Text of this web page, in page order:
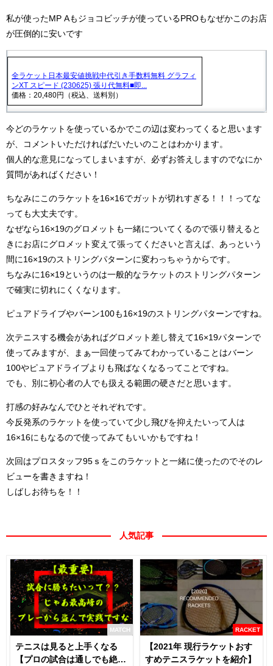
私が使ったMP Aもジョコビッチが使っているPROもなぜかこのお店
が圧倒的に安いです
全ラケット日本最安値挑戦中代引き手数料無料 グラフィ
ンXT スピード (230625) 張り代無料■即...
価格：20,480円（税込、送料別）
今どのラケットを使っているかでこの辺は変わってくると思います
が、コメントいただければだいたいのことはわかります。
個人的な意見になってしまいますが、必ずお答えしますのでなにか
質問があればください！
ちなみにこのラケットを16×16でガットが切れすぎる！！！ってな
っても大丈夫です。
なぜなら16×19のグロメットも一緒についてくるので張り替えると
きにお店にグロメット変えて張ってくださいと言えば、あっという
間に16×19のストリングパターンに変わっちゃうからです。
ちなみに16×19というのは一般的なラケットのストリングパターン
で確実に切れにくくなります。
ピュアドライブやバーン100も16×19のストリングパターンですね。
次テニスする機会があればグロメット差し替えて16×19パターンで
使ってみますが、まぁ一回使ってみてわかっていることはバーン
100やピュアドライブよりも飛ばなくなるってことですね。
でも、別に初心者の人でも扱える範囲の硬さだと思います。
打感の好みなんでひとそれぞれです。
今反発系のラケットを使っていて少し飛びを抑えたいって人は
16×16にもなるので使ってみてもいいかもですね！
次回はプロスタッフ95ｓをこのラケットと一緒に使ったのでそのレ
ビューを書きますね！
しばしお待ちを！！
人気記事
MATCH
テニスは見ると上手くなる
【プロの試合は通しでも絶対
RACKET
【2021年 現行ラケットおす
すめテニスラケットを紹介】